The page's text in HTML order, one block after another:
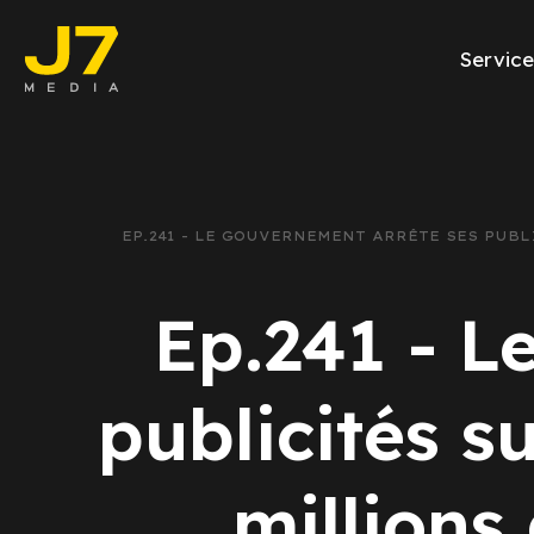
Google Ads
Emailing
Rapports
EP.241 - LE GOUVERNEMENT ARRÊTE SES
Ep.241 -
publicités